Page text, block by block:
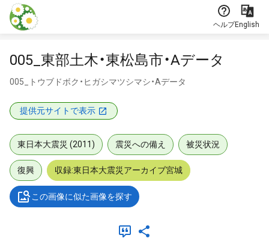
本文に飛ぶ
ヘルプEnglish
005_東部土木・東松島市・Aデータ
005_トウブドボク・ヒガシマツシマシ・Aデータ
提供元サイトで表示
東日本大震災 (2011) 震災への備え 被災状況
復興 収録:東日本大震災アーカイブ宮城
この画像に似た画像を探す